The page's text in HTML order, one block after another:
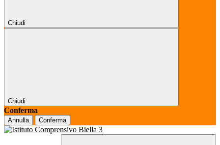
Chiudi
Chiudi
Conferma
Annulla Conferma